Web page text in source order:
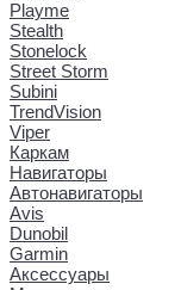
Playme
Stealth
Stonelock
Street Storm
Subini
TrendVision
Viper
Каркам
Навигаторы
Автонавигаторы
Avis
Dunobil
Garmin
Аксессуары